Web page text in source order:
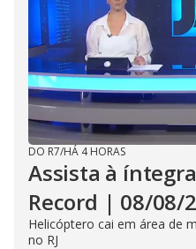
DO R7/HÁ 4 HORAS
Assista à
Record | 08/08/
Helicóptero cai em área de
no RJ